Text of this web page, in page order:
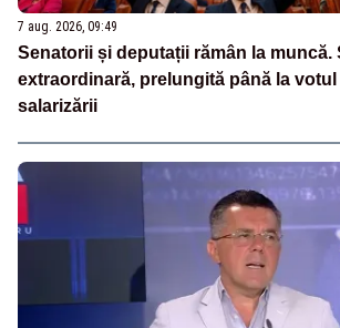
7 aug. 2026, 09:49
Senatorii și deputații rămân la muncă.
extraordinară, prelungită până la votul
salarizării